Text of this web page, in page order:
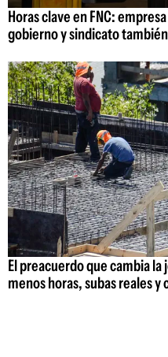
Horas clave en FNC:
gobierno y sindicato
El preacuerdo que cambia
menos horas, subas reales y